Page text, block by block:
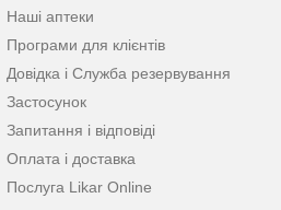
Наші аптеки
Програми для клієнтів
Довідка і Служба резервування
Застосунок
Запитання і відповіді
Оплата і доставка
Послуга Likar Online